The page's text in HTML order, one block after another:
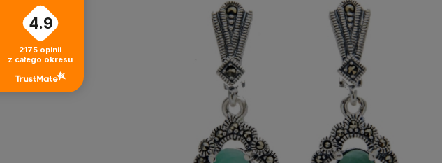
4.9
2175 opinii
z całego okresu